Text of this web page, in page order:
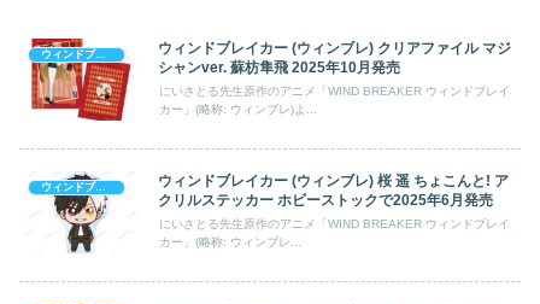
ウィンドブレイカー (ウィンブレ)
ウィンドブレイカー (ウィンブレ) クリアファイル マジ
シャンver. 蘇枋隼飛 2025年10月発売
にいさとる先生原作のアニメ「WIND BREAKER ウィンドブレイ
カー」(略称: ウィンブレ)よ...
ウィンドブレイカー (ウィンブレ)
ウィンドブレイカー (ウィンブレ) 桜 遥 ちょこんと! ア
クリルステッカー ホビーストックで2025年6月発売
にいさとる先生原作のアニメ「WIND BREAKER ウィンドブレイ
カー」(略称: ウィンブレ...